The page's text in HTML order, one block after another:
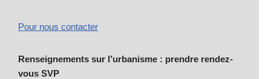
Pour nous contacter
Renseignements sur l’urbanisme : prendre rendez-
vous SVP